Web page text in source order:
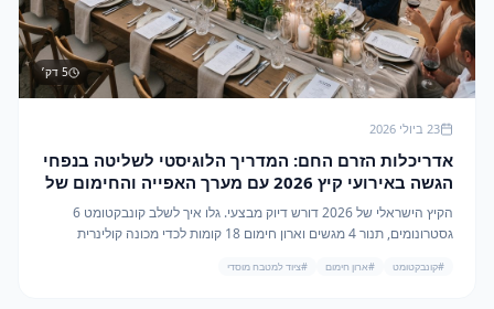
5 דק׳
23 ביולי 2026
אדריכלות הזרם החם: המדריך הלוגיסטי לשליטה בנפחי
הגשה באירועי קיץ 2026 עם מערך האפייה והחימום של
מהמה
הקיץ הישראלי של 2026 דורש דיוק מבצעי. גלו איך לשלב קונבקטומט 6
גסטרונומים, תנור 4 מגשים וארון חימום 18 קומות לכדי מכונה קולינרית
#קונבקטומט #ארון חימום #ציוד למטבח מוסדי